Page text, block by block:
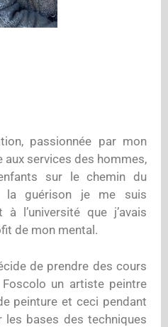
passionnée par mon
services des hommes,
sur le chemin du
la guérison je me suis
l’université que j’avais
de mon mental.
de prendre des cours
un artiste peintre
peinture et ceci pendant
les bases des techniques